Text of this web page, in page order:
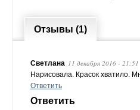
Отзывы (1)
Светлана 11 декабря 2016 - 21:51
Нарисовала. Красок хватило.
Ответить
Ответить